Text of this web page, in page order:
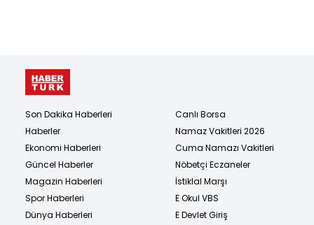
Son Dakika Haberleri
Haberler
Ekonomi Haberleri
Güncel Haberler
Magazin Haberleri
Spor Haberleri
Dünya Haberleri
Canlı Borsa
Namaz Vakitleri 2026
Cuma Namazı Vakitleri
Nöbetçi Eczaneler
İstiklal Marşı
E Okul VBS
E Devlet Giriş